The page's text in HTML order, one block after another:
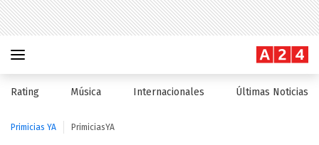
Rating Música Internacionales Últimas Noticias
Primicias YA PrimiciasYA